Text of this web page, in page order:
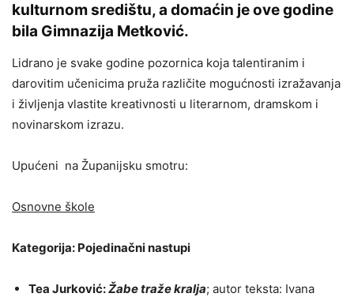
kulturnom središtu, a domaćin je ove godine
bila Gimnazija Metković.
Lidrano je svake godine pozornica koja talentiranim i
darovitim učenicima pruža različite mogućnosti izražavanja
i življenja vlastite kreativnosti u literarnom, dramskom i
novinarskom izrazu.
Upućeni na Županijsku smotru:
Osnovne škole
Kategorija: Pojedinačni nastupi
Tea Jurković:Žabe traže kralja; autor teksta: Ivana